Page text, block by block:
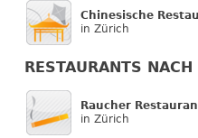
Chinesische
in Zürich
RESTAURANTS
Raucher
in Zürich